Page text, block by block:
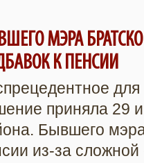
МЭРА
К ПЕНСИИ
для
приняла 29
Бывшего
из-за